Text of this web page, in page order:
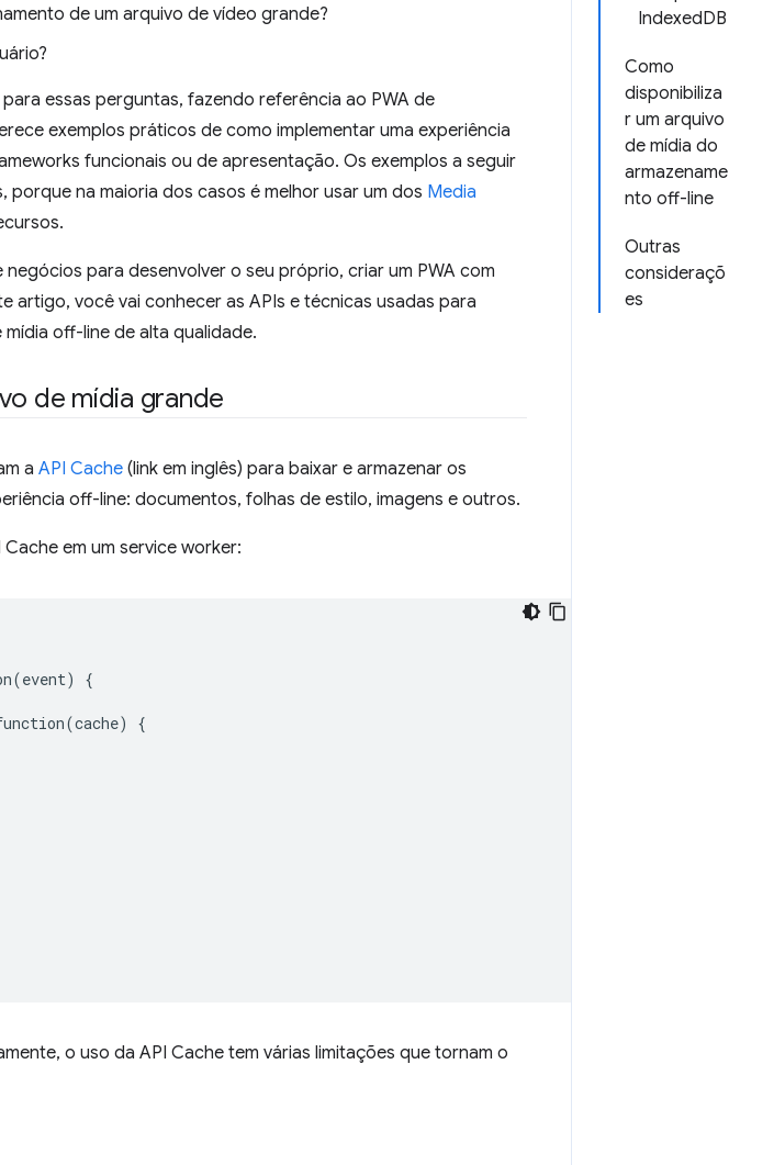
IndexedDB
Como
disponibiliza
r um arquivo
de mídia do
armazename
nto off-line
Outras
consideraçõ
es
de um arquivo de vídeo grande?
essas perguntas, fazendo referência ao PWA de
exemplos práticos de como implementar uma experiência
funcionais ou de apresentação. Os exemplos a seguir
na maioria dos casos é melhor usar um dos Media
para desenvolver o seu próprio, criar um PWA com
artigo, você vai conhecer as APIs e técnicas usadas para
off-line de alta qualidade.
de mídia grande
a API Cache (link em inglês) para baixar e armazenar os
off-line: documentos, folhas de estilo, imagens e outros.
em um service worker:
(event)
{
(cache)
{
o uso da API Cache tem várias limitações que tornam o